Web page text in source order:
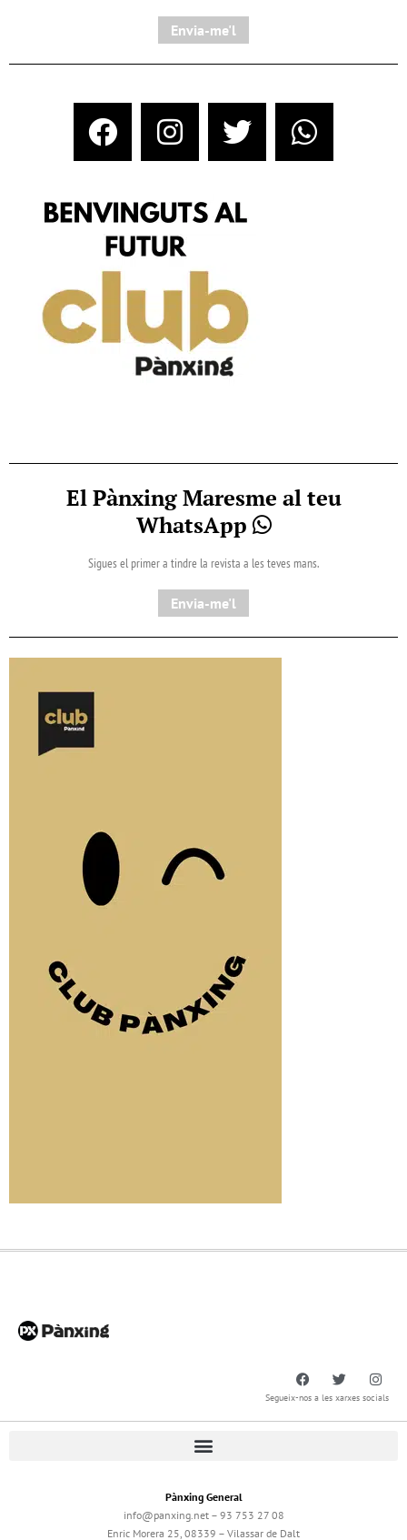
Envia-me'l
El Pànxing Maresme al teu
WhatsApp
Sigues el primer a tindre la revista a les teves mans.
Envia-me'l
Segueix-nos a les xarxes socials
Pànxing General
info@panxing.net – 93 753 27 08
Enric Morera 25, 08339 – Vilassar de Dalt